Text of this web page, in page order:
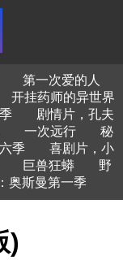
第一次爱的人
开挂药师的异世界
剧情片，孔夫
一次远行
秘
季
喜剧片，小
巨兽狂蟒
野
奥斯曼第一季
)